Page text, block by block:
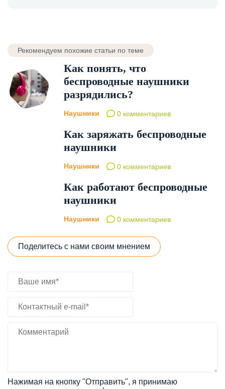
Рекомендуем похожие статьи по теме
Как понять, что
беспроводные наушники
разрядились?
Наушники 0 комментариев
Как заряжать беспроводные
наушники
Наушники 0 комментариев
Как работают беспроводные
наушники
Наушники 0 комментариев
Поделитесь с нами своим мнением
Нажимая на кнопку "Отправить", я принимаю